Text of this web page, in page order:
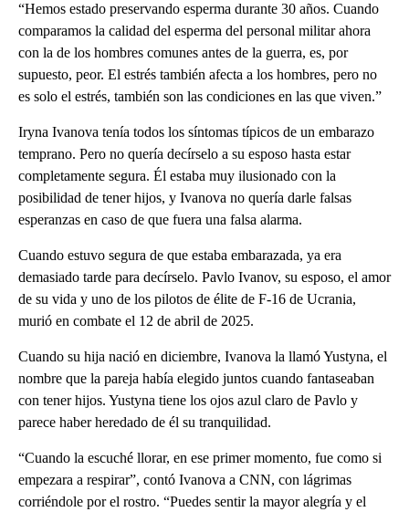
“Hemos estado preservando esperma durante 30 años. Cuando
comparamos la calidad del esperma del personal militar ahora
con la de los hombres comunes antes de la guerra, es, por
supuesto, peor. El estrés también afecta a los hombres, pero no
es solo el estrés, también son las condiciones en las que viven.”
Iryna Ivanova tenía todos los síntomas típicos de un embarazo
temprano. Pero no quería decírselo a su esposo hasta estar
completamente segura. Él estaba muy ilusionado con la
posibilidad de tener hijos, y Ivanova no quería darle falsas
esperanzas en caso de que fuera una falsa alarma.
Cuando estuvo segura de que estaba embarazada, ya era
demasiado tarde para decírselo. Pavlo Ivanov, su esposo, el amor
de su vida y uno de los pilotos de élite de F-16 de Ucrania,
murió en combate el 12 de abril de 2025.
Cuando su hija nació en diciembre, Ivanova la llamó Yustyna, el
nombre que la pareja había elegido juntos cuando fantaseaban
con tener hijos. Yustyna tiene los ojos azul claro de Pavlo y
parece haber heredado de él su tranquilidad.
“Cuando la escuché llorar, en ese primer momento, fue como si
empezara a respirar”, contó Ivanova a CNN, con lágrimas
corriéndole por el rostro. “Puedes sentir la mayor alegría y el